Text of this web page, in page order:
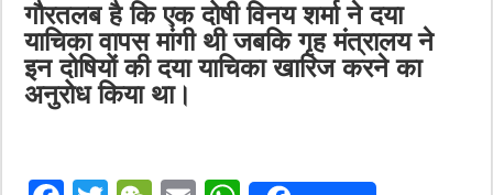
गौरतलब है कि एक दोषी विनय शर्मा ने दया
याचिका वापस मांगी थी जबकि गृह मंत्रालय ने
इन दोषियों की दया याचिका खारिज करने का
अनुरोध किया था।